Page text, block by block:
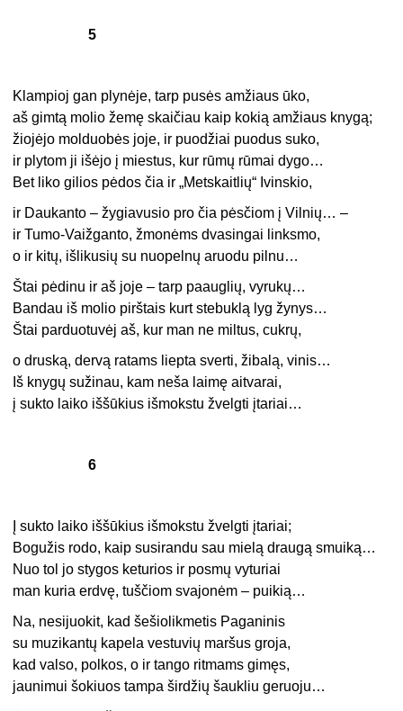
5
Klampioj gan plynėje, tarp pusės amžiaus ūko,
aš gimtą molio žemę skaičiau kaip kokią amžiaus knygą;
žiojėjo molduobės joje, ir puodžiai puodus suko,
ir plytom ji išėjo į miestus, kur rūmų rūmai dygo…
Bet liko gilios pėdos čia ir „Metskaitlių“ Ivinskio,
ir Daukanto – žygiavusio pro čia pėsčiom į Vilnių… –
ir Tumo-Vaižganto, žmonėms dvasingai linksmo,
o ir kitų, išlikusių su nuopelnų aruodu pilnu…
Štai pėdinu ir aš joje – tarp paauglių, vyrukų…
Bandau iš molio pirštais kurt stebuklą lyg žynys…
Štai parduotuvėj aš, kur man ne miltus, cukrų,
o druską, dervą ratams liepta sverti, žibalą, vinis…
Iš knygų sužinau, kam neša laimę aitvarai,
į sukto laiko iššūkius išmokstu žvelgti įtariai…
6
Į sukto laiko iššūkius išmokstu žvelgti įtariai;
Bogužis rodo, kaip susirandu sau mielą draugą smuiką…
Nuo tol jo stygos keturios ir posmų vyturiai
man kuria erdvę, tuščiom svajonėm – puikią…
Na, nesijuokit, kad šešiolikmetis Paganinis
su muzikantų kapela vestuvių maršus groja,
kad valso, polkos, o ir tango ritmams gimęs,
jaunimui šokiuos tampa širdžių šaukliu geruoju…